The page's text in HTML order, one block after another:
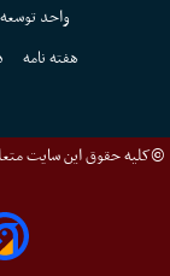
واحد
هفته نامه
©کلیه حقوق این سایت